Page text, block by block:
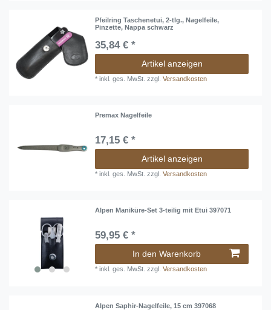
Pfeilring Taschenetui, 2-tlg., Nagelfeile,
Pinzette, Nappa schwarz
35,84 € *
Artikel anzeigen
*inkl. ges. MwSt. zzgl.Versandkosten
Premax Nagelfeile
17,15 € *
Artikel anzeigen
*inkl. ges. MwSt. zzgl.Versandkosten
Alpen Maniküre-Set 3-teilig mit Etui 397071
59,95 € *
In den Warenkorb
*inkl. ges. MwSt. zzgl.Versandkosten
Alpen Saphir-Nagelfeile, 15 cm 397068